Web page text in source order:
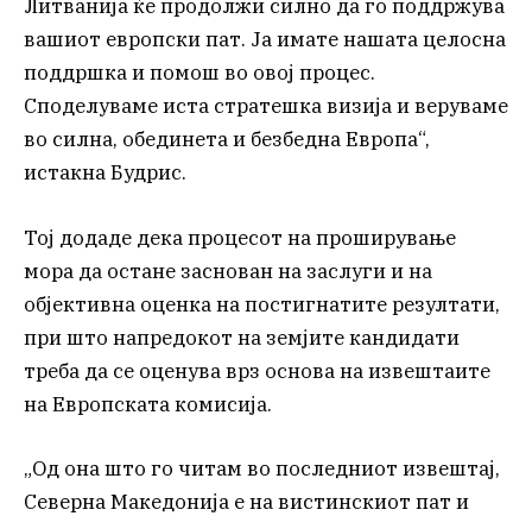
Литванија ќе продолжи силно да го поддржува
вашиот европски пат. Ја имате нашата целосна
поддршка и помош во овој процес.
Споделуваме иста стратешка визија и веруваме
во силна, обединета и безбедна Европа“,
истакна Будрис.
Тој додаде дека процесот на проширување
мора да остане заснован на заслуги и на
објективна оценка на постигнатите резултати,
при што напредокот на земјите кандидати
треба да се оценува врз основа на извештаите
на Европската комисија.
„Од она што го читам во последниот извештај,
Северна Македонија е на вистинскиот пат и